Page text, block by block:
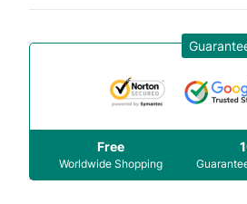
Free
Worldwide Shopping